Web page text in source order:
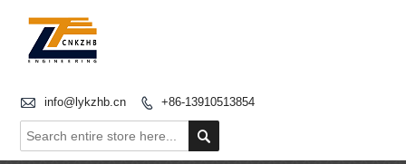
 info@lykzhb.cn  +86-13910513854
